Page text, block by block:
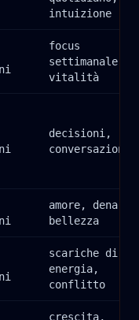
intuizione
focus
settimanale,
vitalità
decisioni,
conversazioni
amore, denaro,
bellezza
scariche di
energia,
conflitto
crescita,